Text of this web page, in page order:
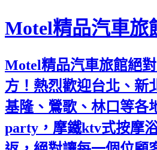
Motel精品汽車旅
Motel精品汽車旅館絕
方！熱烈歡迎台北、新
基隆、鶯歌、林口等各
party，摩鐵ktv式按摩